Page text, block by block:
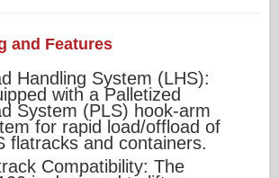
and Features
Handling System (LHS):
with a Palletized
System (PLS) hook-arm
for rapid load/offload of
flatracks and containers.
Compatibility: The